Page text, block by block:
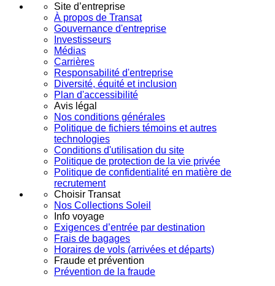
Site d’entreprise
À propos de Transat
Gouvernance d'entreprise
Investisseurs
Médias
Carrières
Responsabilité d'entreprise
Diversité, équité et inclusion
Plan d'accessibilité
Avis légal
Nos conditions générales
Politique de fichiers témoins et autres
technologies
Conditions d'utilisation du site
Politique de protection de la vie privée
Politique de confidentialité en matière de
recrutement
Choisir Transat
Nos Collections Soleil
Info voyage
Exigences d’entrée par destination
Frais de bagages
Horaires de vols (arrivées et départs)
Fraude et prévention
Prévention de la fraude